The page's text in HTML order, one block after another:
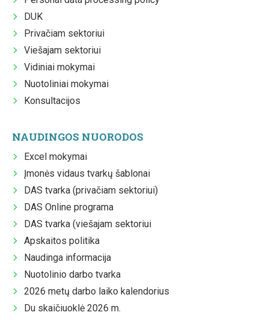
DUK
Privačiam sektoriui
Viešajam sektoriui
Vidiniai mokymai
Nuotoliniai mokymai
Konsultacijos
NAUDINGOS NUORODOS
Excel mokymai
Įmonės vidaus tvarkų šablonai
DAS tvarka (privačiam sektoriui)
DAS Online programa
DAS tvarka (viešajam sektoriui
Apskaitos politika
Naudinga informacija
Nuotolinio darbo tvarka
2026 metų darbo laiko kalendorius
Du skaičiuoklė 2026 m.